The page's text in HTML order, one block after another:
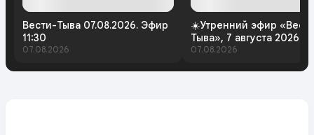
Вести-Тыва 07.08.2026. Эфир
11:30
07.08.2026
☀️Утренний эфир
Тыва», 7 августа 2026
07.08.2026